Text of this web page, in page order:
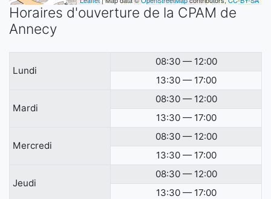
Horaires d'ouverture de la CPAM de
Annecy
Lundi
08:30 — 12:00
13:30 — 17:00
Mardi
08:30 — 12:00
13:30 — 17:00
Mercredi
08:30 — 12:00
13:30 — 17:00
Jeudi
08:30 — 12:00
13:30 — 17:00